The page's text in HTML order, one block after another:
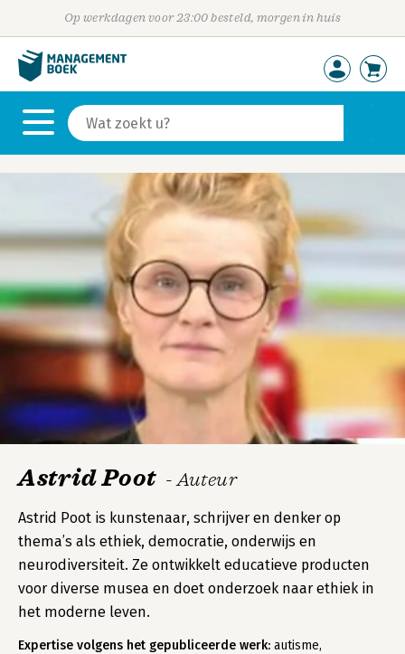
Op werkdagen voor 23:00 besteld, morgen in huis
Astrid Poot - Auteur
Astrid Poot is kunstenaar, schrijver en denker op
thema’s als ethiek, democratie, onderwijs en
neurodiversiteit. Ze ontwikkelt educatieve producten
voor diverse musea en doet onderzoek naar ethiek in
het moderne leven.
Expertise volgens het gepubliceerde werk: autisme,